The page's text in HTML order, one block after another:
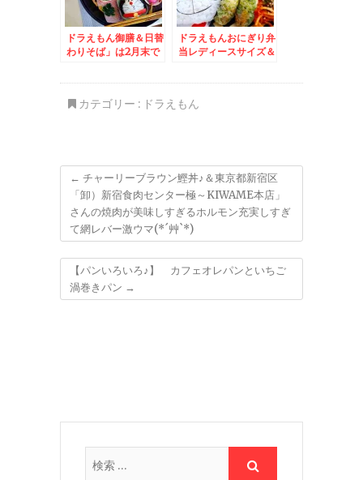
ドラえもん御膳＆日替
わりそば」は2月末で
ドラえもんおにぎり弁
当レディースサイズ＆
カテゴリー : ドラえもん
← チャーリーブラウン鰹丼♪＆東京都新宿区
「卸）新宿食肉センター極～KIWAME本店」
さんの焼肉が美味しすぎるホルモン充実しすぎ
て網レバー激ウマ(*´艸`*)
【パンいろいろ♪】 カフェオレパンといちご
渦巻きパン →